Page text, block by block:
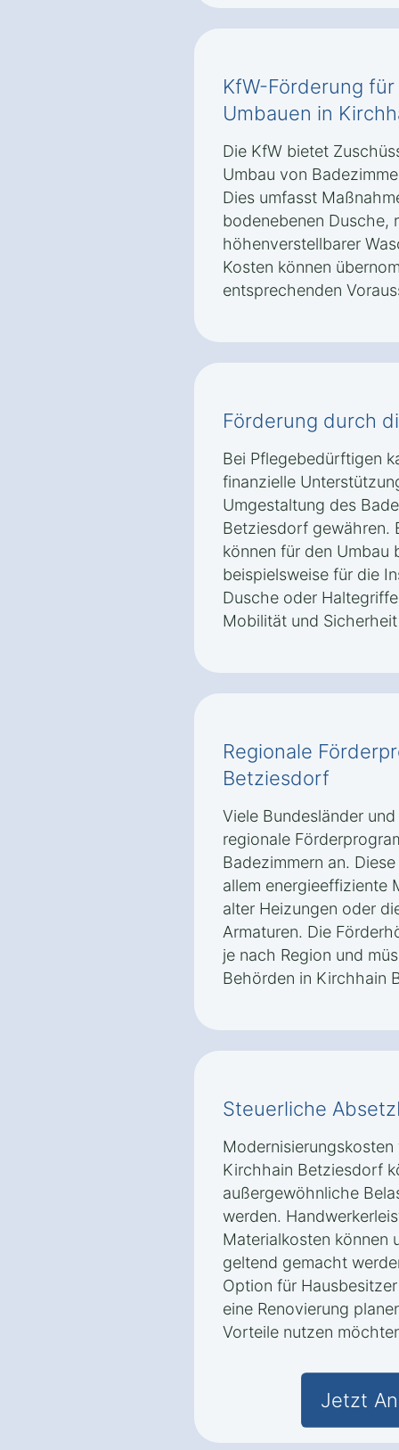
KfW-Förderung
Umbauen in
Die KfW bietet
Umbau von
Dies umfasst
bodenebenen Dusche,
höhenverstellbarer
Kosten können
entsprechenden
Förderung durch
Bei Pflegebedürftigen
finanzielle
Umgestaltung des
Betziesdorf gewähren.
können für den Umbau
beispielsweise für die
Dusche oder
Mobilität und
Regionale
Betziesdorf
Viele Bundesländer
regionale
Badezimmern an.
allem energieeffiziente
alter Heizungen oder
Armaturen. Die
je nach Region und
Behörden in Kirchhain
Steuerliche
Kirchhain Betziesdorf
außergewöhnliche
werden.
Materialkosten können
geltend gemacht
Option für
eine Renovierung
Vorteile nutzen
Jetzt